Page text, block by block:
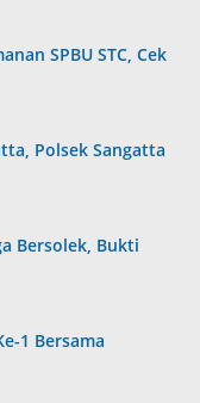
SPBU STC, Cek
Polsek Sangatta
Bersolek, Bukti
1 Bersama